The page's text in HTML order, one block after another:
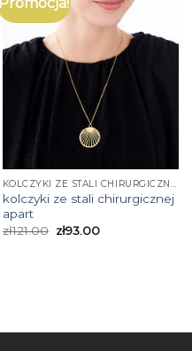
KOLCZYKI ZE STALI CHIRURGICZNEJ APART
kolczyki ze stali chirurgicznej
apart
zł121.00 zł93.00